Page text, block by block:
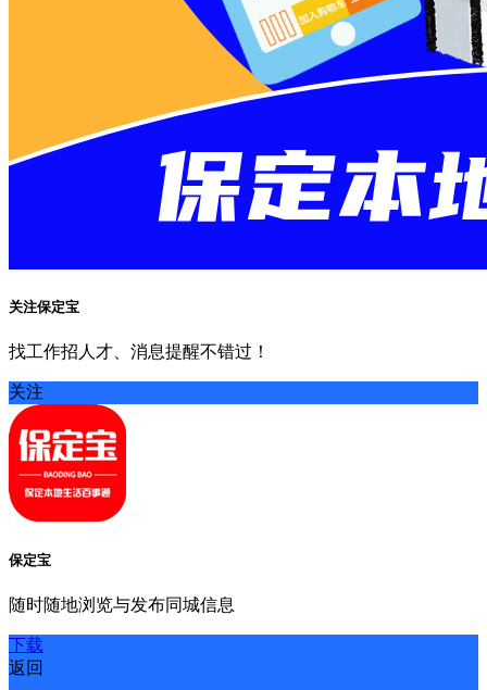
关注保定宝
找工作招人才、消息提醒不错过！
关注
保定宝
随时随地浏览与发布同城信息
下载
返回